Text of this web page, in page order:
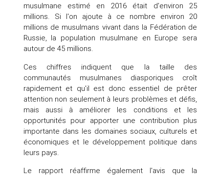
musulmane estimé en 2016 était d'environ 25
millions. Si l'on ajoute à ce nombre environ 20
millions de musulmans vivant dans la Fédération de
Russie, la population musulmane en Europe sera
autour de 45 millions.
Ces chiffres indiquent que la taille des
communautés musulmanes diasporiques croît
rapidement et qu'il est donc essentiel de prêter
attention non seulement à leurs problèmes et défis,
mais aussi à améliorer les conditions et les
opportunités pour apporter une contribution plus
importante dans les domaines sociaux, culturels et
économiques et le développement politique dans
leurs pays.
Le rapport réaffirme également l'avis que la